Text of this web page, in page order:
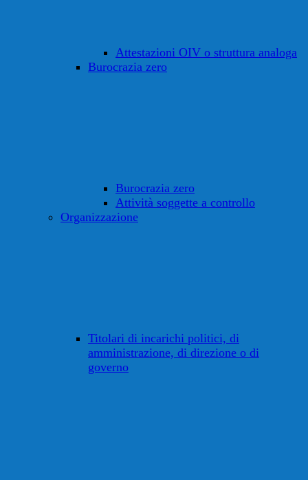
Attestazioni OIV o struttura analoga
Burocrazia zero
Burocrazia zero
Attività soggette a controllo
Organizzazione
Titolari di incarichi politici, di
amministrazione, di direzione o di
governo